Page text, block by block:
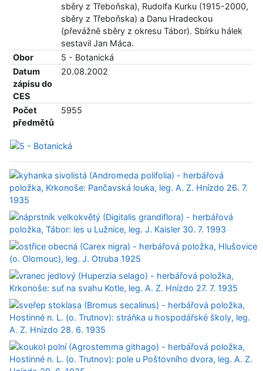
sběry z Třeboňska), Rudolfa Kurku (1915-2000,
sběry z Třeboňska) a Danu Hradeckou
(převážně sběry z okresu Tábor). Sbírku hálek
sestavil Jan Máca.
Obor
5 - Botanická
Datum
zápisu do
CES
20.08.2002
Počet
předmětů
5955